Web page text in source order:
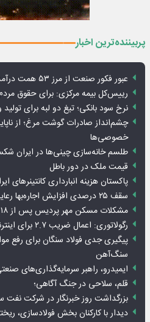
پربیننده‌ترین اخبار
عبور فکور صنعت از مرز ۵۳ همت درآمد
رییس‌کل بیمه مرکزی: برای حقوق
نرخ سود بانکی؛ تیغ دو لبه برای تولید
چشم‌انداز صادرات گوشت مرغ؛ از
خصوصی‌ها
طلسم خانه‌سازی چینی‌ها در ایران
قیمت ملک در دور باطل
پاکستان هزینه انبارداری کانتینرهای ایرانی را ۸۰ درصد
سقف ۲۵ درصدی افزایش اجاره‌بها رعایت نمی‌شود
مشکلات مسکن مهر پردیس پس از ۱۸ سال باید حل شود
رگولاتوری: اعمال ضریب ۲.۷ برای اینترنت بین‌الملل صحت ندارد
پیگیری جدی فولاد سنگان برای رفع
سنگ‌آهن
ایمیدرو، راهبر سرمایه‌گذاری‌های
قلم، سلاحی در جنگ آگاهی؛
بزرگداشت روز خبرنگار در شرکت نفت
دیدار با کارکنان بخش فولادسازی،